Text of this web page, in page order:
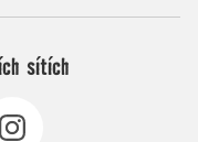
sítích